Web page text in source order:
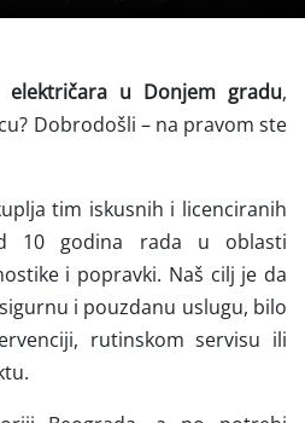
električara u Donjem gradu,
Dobrodošli – na pravom ste
tim iskusnih i licenciranih
10 godina rada u oblasti
i popravki. Naš cilj je da
i pouzdanu uslugu, bilo
rutinskom servisu ili